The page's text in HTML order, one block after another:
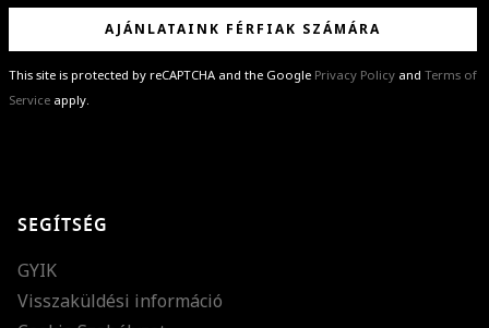
AJÁNLATAINK FÉRFIAK SZÁMÁRA
This site is protected by reCAPTCHA and the Google Privacy Policy and Terms of
Service apply.
különleges ajánlatainkat és stílustippjeinket!
SEGÍTSÉG
GYIK
Visszaküldési információ